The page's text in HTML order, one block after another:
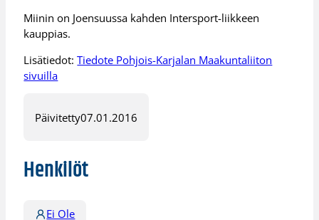
Miinin on Joensuussa kahden Intersport-liikkeen
kauppias.
Lisätiedot:Tiedote Pohjois-Karjalan Maakuntaliiton
sivuilla
Päivitetty07.01.2016
Henkilöt
Ei Ole